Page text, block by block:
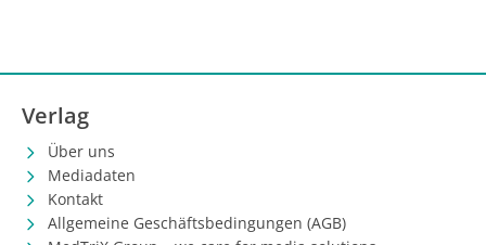
Verlag
Über uns
Mediadaten
Kontakt
Allgemeine Geschäftsbedingungen (AGB)